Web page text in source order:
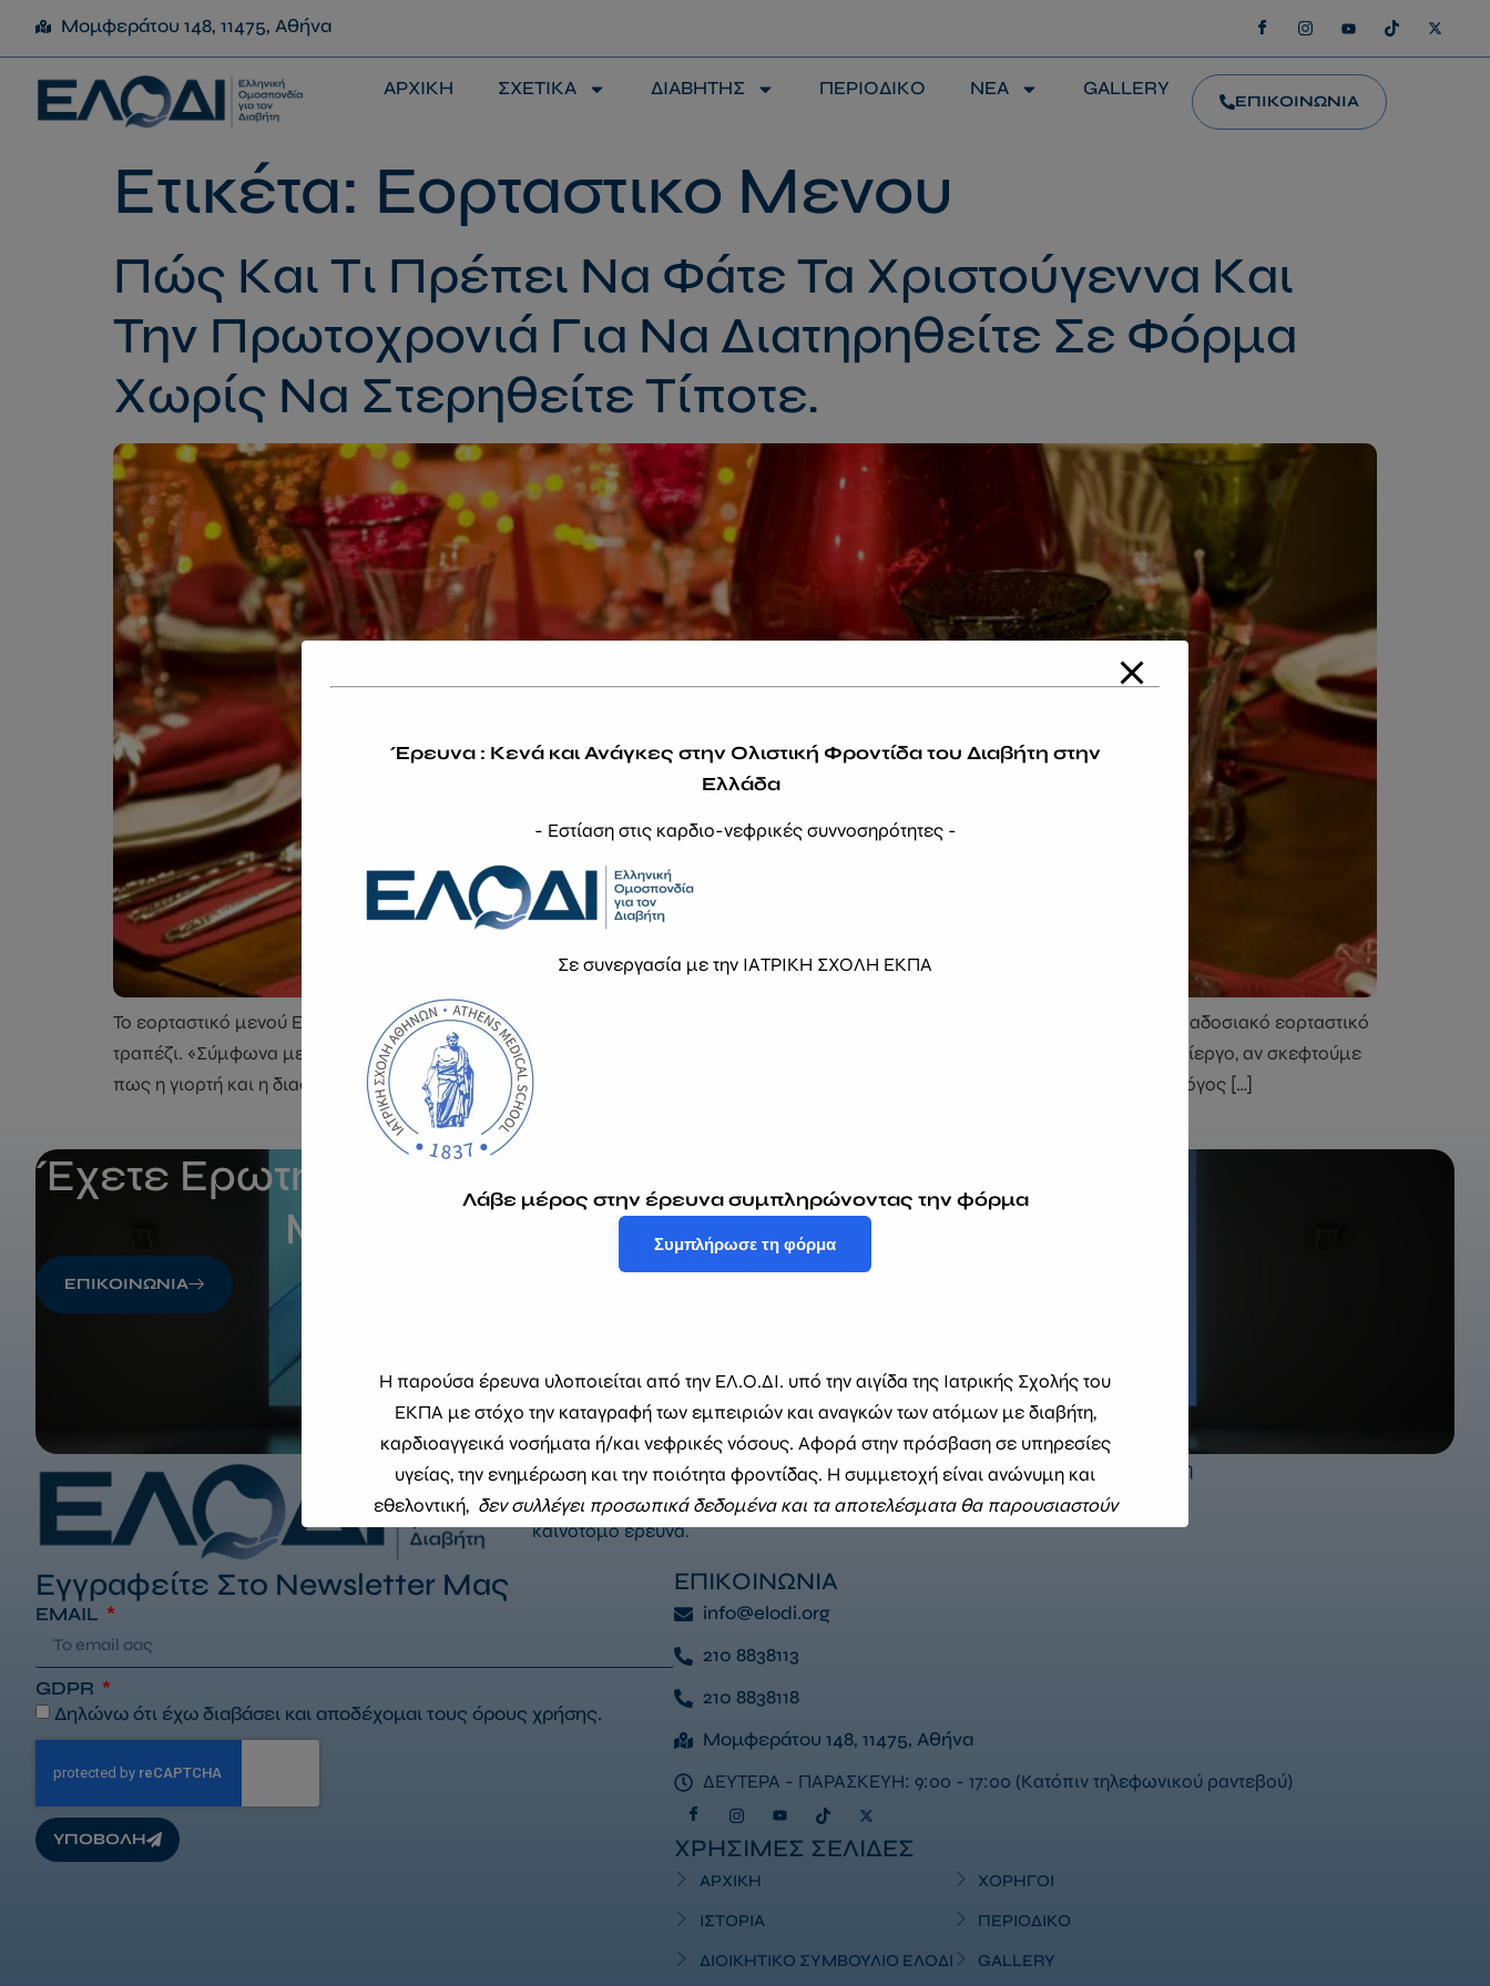
Μομφεράτου 148, 11475, Αθήνα
ΑΡΧΙΚΗ ΣΧΕΤΙΚΑ ΔΙΑΒΗΤΗΣ ΠΕΡΙΟΔΙΚΟ ΝΕΑ GALLERY
ΕΠΙΚΟΙΝΩΝΙΑ
Ετικέτα: Εορταστικο Μενου
Πώς Και Τι Πρέπει Να Φάτε Τα Χριστούγεννα Και
Την Πρωτοχρονιά Για Να Διατηρηθείτε Σε Φόρμα
Χωρίς Να Στερηθείτε Τίποτε.
Το εορταστικό μενού Εδέσματα πλούσια σε λιπαρά, γλυκά και άλλοι διατροφικοί πειρασμοί παραμένουν κλασικές αξίες στο παραδοσιακό εορταστικό
τραπέζι. «Σύμφωνα με έρευνες, τον Δεκέμβριο παίρνουμε κατά μέσο όρο 1,7 κιλά, με πολλούς να τα υπερβαίνουν. Καθόλου περίεργο, αν σκεφτούμε
πως η γιορτή και η διασκέδαση είναι συνυφασμένα με το φαγητό» εξηγεί η Κωνσταντίνα Παπαγεωργίου, διαιτολόγος-διατροφολόγος […]
Έχετε Ερωτήσεις; Επικοινωνήστε
Μαζί Μας
ΕΠΙΚΟΙΝΩΝΙΑ
Η ΕΛ.Ο.ΔΙ. εκπροσωπεί και στηρίζει όλους τους συλλόγους ατόμων με διαβήτη
στην Ελλάδα, προωθώντας την ευαισθητοποίηση, την εκπαίδευση και την
καινοτόμο έρευνα.
Εγγραφείτε Στο Newsletter Μας
EMAIL
GDPR
Δηλώνω ότι έχω διαβάσει και αποδέχομαι τους όρους χρήσης.
ΥΠΟΒΟΛΗ
ΕΠΙΚΟΙΝΩΝΙΑ
info@elodi.org
210 8838113
210 8838118
Μομφεράτου 148, 11475, Αθήνα
ΔΕΥΤΕΡΑ - ΠΑΡΑΣΚΕΥΗ: 9:00 - 17:00 (Κατόπιν τηλεφωνικού ραντεβού)
ΧΡΗΣΙΜΕΣ ΣΕΛΙΔΕΣ
ΑΡΧΙΚΗ
ΙΣΤΟΡΙΑ
ΔΙΟΙΚΗΤΙΚΟ ΣΥΜΒΟΥΛΙΟ ΕΛΟΔΙ
ΧΟΡΗΓΟΙ
ΠΕΡΙΟΔΙΚΟ
GALLERY
Έρευνα : Κενά και Ανάγκες στην Ολιστική Φροντίδα του Διαβήτη στην
Ελλάδα
- Εστίαση στις καρδιο-νεφρικές συννοσηρότητες -
Σε συνεργασία με την ΙΑΤΡΙΚΗ ΣΧΟΛΗ ΕΚΠΑ
Λάβε μέρος στην έρευνα συμπληρώνοντας την φόρμα
Συμπλήρωσε τη φόρμα
Η παρούσα έρευνα υλοποιείται από την ΕΛ.Ο.ΔΙ. υπό την αιγίδα της Ιατρικής Σχολής του
ΕΚΠΑ με στόχο την καταγραφή των εμπειριών και αναγκών των ατόμων με διαβήτη,
καρδιοαγγεικά νοσήματα ή/και νεφρικές νόσους. Αφορά στην πρόσβαση σε υπηρεσίες
υγείας, την ενημέρωση και την ποιότητα φροντίδας. Η συμμετοχή είναι ανώνυμη και
εθελοντική, δεν συλλέγει προσωπικά δεδομένα και τα αποτελέσματα θα παρουσιαστούν
αποκλειστικά σε συγκεντρωτική μορφή.
This will close in16seconds